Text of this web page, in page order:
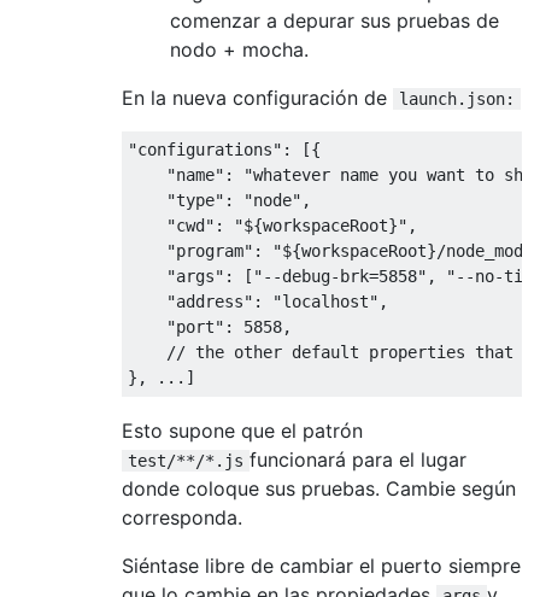
comenzar a depurar sus pruebas de
nodo + mocha.
En la nueva configuración de
launch.json:
"configurations" :
[{
"name" :
"whatever name you want to
"type" : "node" ,
"cwd" : "${workspaceRoot}" ,
"program" :
"${workspaceRoot}/
"args" : [ "--debug-brk=5858" ,
"--no-
"address" : "localhost" ,
"port" : 5858,
// the other default properties that
},
...]
Esto supone que el patrón
test/**/*.js funcionará para el lugar
donde coloque sus pruebas. Cambie según
corresponda.
Siéntase libre de cambiar el puerto siempre